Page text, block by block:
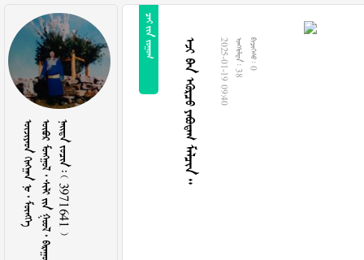
                3971641 
  
     2025-01-19 09:40  38  0